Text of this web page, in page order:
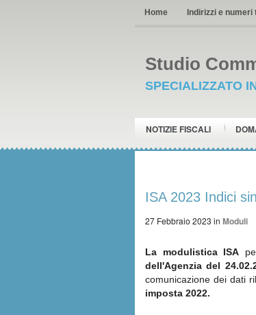
Home Indirizzi e
Studio
SPECIALIZZATO
NOTIZIE FISCALI
ISA 2023 Indici
27 Febbraio 2023 in Moduli
La modulistica ISA
dell'Agenzia del
comunicazione dei dati
imposta 2022.